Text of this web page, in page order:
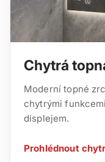
Chytrá
Moderní topné
chytrými
displejem.
Prohlédnout